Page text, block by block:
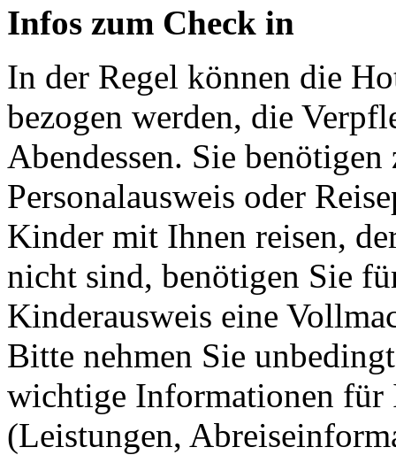
Infos zum Check in
In der Regel können die
bezogen werden, die
Abendessen. Sie
Personalausweis oder
Kinder mit Ihnen reisen,
nicht sind, benötigen Sie
Kinderausweis eine
Bitte nehmen Sie
wichtige Informationen für
(Leistungen,